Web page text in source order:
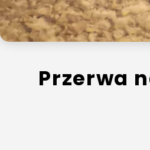
Przerwa